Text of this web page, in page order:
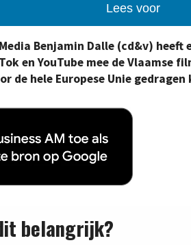
Lees voor
Benjamin Dalle (cd&v)
en YouTube mee de Vlaamse
de hele Europese Unie gedragen
belangrijk?